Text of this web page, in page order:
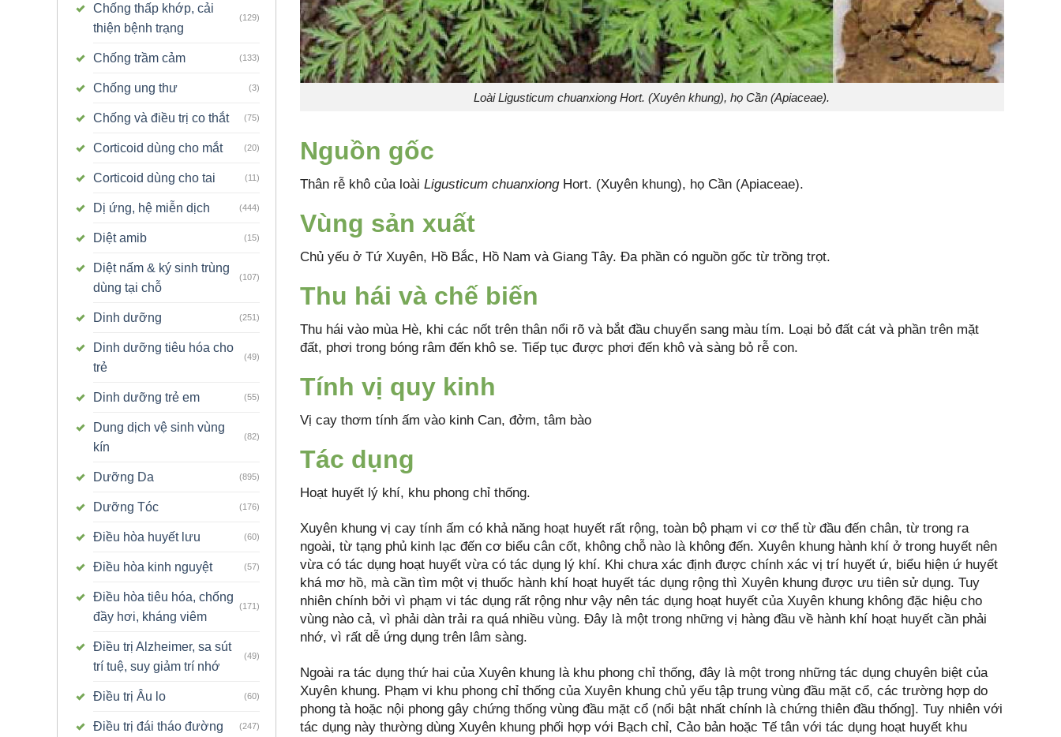
Chống thấp khớp, cải
thiện bệnh trạng
(129)
Chống trầm cảm (133)
Chống ung thư (3)
Chống và điều trị co thắt (75)
Corticoid dùng cho mắt (20)
Corticoid dùng cho tai (11)
Dị ứng, hệ miễn dịch (444)
Diệt amib (15)
Diệt nấm & ký sinh trùng
dùng tại chỗ
(107)
Dinh dưỡng (251)
Dinh dưỡng tiêu hóa cho
trẻ
(49)
Dinh dưỡng trẻ em (55)
Dung dịch vệ sinh vùng
kín
(82)
Dưỡng Da (895)
Dưỡng Tóc (176)
Điều hòa huyết lưu (60)
Điều hòa kinh nguyệt (57)
Điều hòa tiêu hóa, chống
đầy hơi, kháng viêm
(171)
Điều trị Alzheimer, sa sút
trí tuệ, suy giảm trí nhớ
(49)
Điều trị Âu lo (60)
Điều trị đái tháo đường (247)
Loài Ligusticum chuanxiong Hort. (Xuyên khung), họ Cần (Apiaceae).
Nguồn gốc
Thân rễ khô của loài Ligusticum chuanxiongHort. (Xuyên khung), họ Cần (Apiaceae).
Vùng sản xuất
Chủ yếu ở Tứ Xuyên, Hồ Bắc, Hồ Nam và Giang Tây. Đa phần có nguồn gốc từ trồng trọt.
Thu hái và chế biến
Thu hái vào mùa Hè, khi các nốt trên thân nổi rõ và bắt đầu chuyển sang màu tím. Loại bỏ đất cát và phần trên mặt
đất, phơi trong bóng râm đến khô se. Tiếp tục được phơi đến khô và sàng bỏ rễ con.
Tính vị quy kinh
Vị cay thơm tính ấm vào kinh Can, đởm, tâm bào
Tác dụng
Hoạt huyết lý khí, khu phong chỉ thống.
Xuyên khung vị cay tính ấm có khả năng hoạt huyết rất rộng, toàn bộ phạm vi cơ thể từ đầu đến chân, từ trong ra
ngoài, từ tạng phủ kinh lạc đến cơ biểu cân cốt, không chỗ nào là không đến. Xuyên khung hành khí ở trong huyết nên
vừa có tác dụng hoạt huyết vừa có tác dụng lý khí. Khi chưa xác định được chính xác vị trí huyết ứ, biểu hiện ứ huyết
khá mơ hồ, mà cần tìm một vị thuốc hành khí hoạt huyết tác dụng rộng thì Xuyên khung được ưu tiên sử dụng. Tuy
nhiên chính bởi vì phạm vi tác dụng rất rộng như vậy nên tác dụng hoạt huyết của Xuyên khung không đặc hiệu cho
vùng nào cả, vì phải dàn trải ra quá nhiều vùng. Đây là một trong những vị hàng đầu về hành khí hoạt huyết cần phải
nhớ, vì rất dễ ứng dụng trên lâm sàng.
Ngoài ra tác dụng thứ hai của Xuyên khung là khu phong chỉ thống, đây là một trong những tác dụng chuyên biệt của
Xuyên khung. Phạm vi khu phong chỉ thống của Xuyên khung chủ yếu tập trung vùng đầu mặt cổ, các trường hợp do
phong tà hoặc nội phong gây chứng thống vùng đầu mặt cổ (nổi bật nhất chính là chứng thiên đầu thống]. Tuy nhiên với
tác dụng này thường dùng Xuyên khung phối hợp với Bạch chỉ, Cảo bản hoặc Tế tân với tác dụng hoạt huyết khu